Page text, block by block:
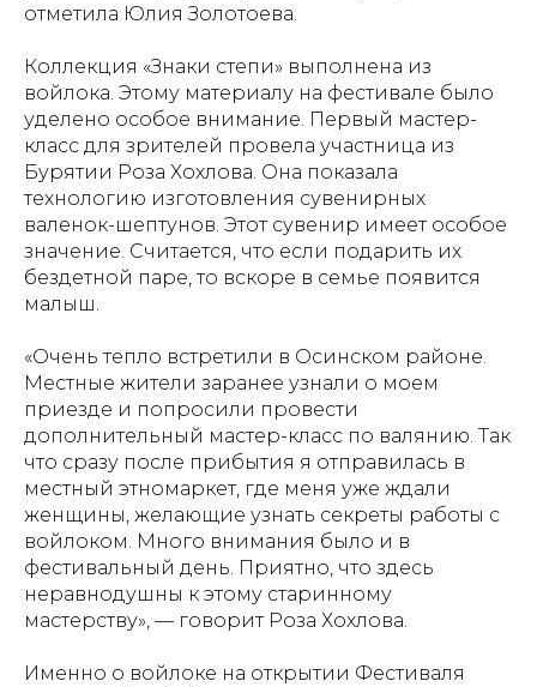
отметила Юлия Золотоева.
Коллекция «Знаки степи» выполнена из
войлока. Этому материалу на фестивале было
уделено особое внимание. Первый мастер-
класс для зрителей провела участница из
Бурятии Роза Хохлова. Она показала
технологию изготовления сувенирных
валенок-шептунов. Этот сувенир имеет особое
значение. Считается, что если подарить их
бездетной паре, то вскоре в семье появится
малыш.
«Очень тепло встретили в Осинском районе.
Местные жители заранее узнали о моем
приезде и попросили провести
дополнительный мастер-класс по валянию. Так
что сразу после прибытия я отправилась в
местный этномаркет, где меня уже ждали
женщины, желающие узнать секреты работы с
войлоком. Много внимания было и в
фестивальный день. Приятно, что здесь
неравнодушны к этому старинному
мастерству», — говорит Роза Хохлова.
Именно о войлоке на открытии Фестиваля